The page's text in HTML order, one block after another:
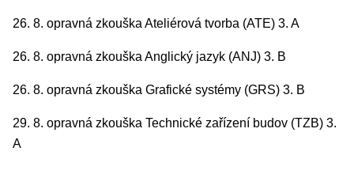
26. 8. opravná zkouška Ateliérová tvorba (ATE) 3. A
26. 8. opravná zkouška Anglický jazyk (ANJ) 3. B
26. 8. opravná zkouška Grafické systémy (GRS) 3. B
29. 8. opravná zkouška Technické zařízení budov (TZB) 3.
A